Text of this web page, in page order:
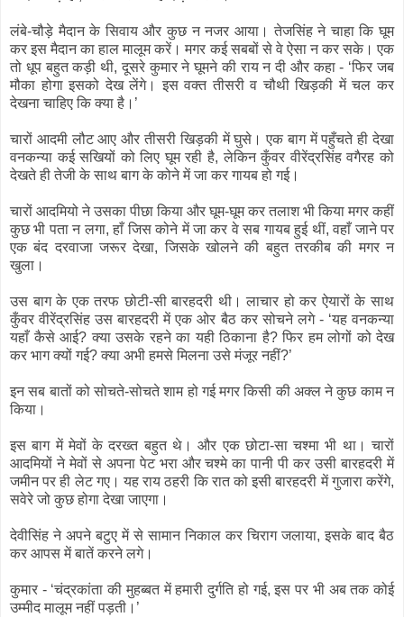
लंबे-चौड़े मैदान के सिवाय और कुछ न नजर आया। तेजसिंह ने चाहा कि घूम
कर इस मैदान का हाल मालूम करें। मगर कई सबबों से वे ऐसा न कर सके। एक
तो धूप बहुत कड़ी थी, दूसरे कुमार ने घूमने की राय न दी और कहा - ‘फिर जब
मौका होगा इसको देख लेंगे। इस वक्त तीसरी व चौथी खिड़की में चल कर
देखना चाहिए कि क्या है।’
चारों आदमी लौट आए और तीसरी खिड़की में घुसे। एक बाग में पहुँचते ही देखा
वनकन्या कई सखियों को लिए घूम रही है, लेकिन कुँवर वीरेंद्रसिंह वगैरह को
देखते ही तेजी के साथ बाग के कोने में जा कर गायब हो गई।
चारों आदमियो ने उसका पीछा किया और घूम-घूम कर तलाश भी किया मगर कहीं
कुछ भी पता न लगा, हाँ जिस कोने में जा कर वे सब गायब हुई थीं, वहाँ जाने पर
एक बंद दरवाजा जरूर देखा, जिसके खोलने की बहुत तरकीब की मगर न
खुला।
उस बाग के एक तरफ छोटी-सी बारहदरी थी। लाचार हो कर ऐयारों के साथ
कुँवर वीरेंद्रसिंह उस बारहदरी में एक ओर बैठ कर सोचने लगे - ‘यह वनकन्या
यहाँ कैसे आई? क्या उसके रहने का यही ठिकाना है? फिर हम लोगों को देख
कर भाग क्यों गई? क्या अभी हमसे मिलना उसे मंजूर नहीं?’
इन सब बातों को सोचते-सोचते शाम हो गई मगर किसी की अक्ल ने कुछ काम न
किया।
इस बाग में मेवों के दरख्त बहुत थे। और एक छोटा-सा चश्मा भी था। चारों
आदमियों ने मेवों से अपना पेट भरा और चश्मे का पानी पी कर उसी बारहदरी में
जमीन पर ही लेट गए। यह राय ठहरी कि रात को इसी बारहदरी में गुजारा करेंगे,
सवेरे जो कुछ होगा देखा जाएगा।
देवीसिंह ने अपने बटुए में से सामान निकाल कर चिराग जलाया, इसके बाद बैठ
कर आपस में बातें करने लगे।
कुमार - ‘चंद्रकांता की मुहब्बत में हमारी दुर्गति हो गई, इस पर भी अब तक कोई
उम्मीद मालूम नहीं पड़ती।’